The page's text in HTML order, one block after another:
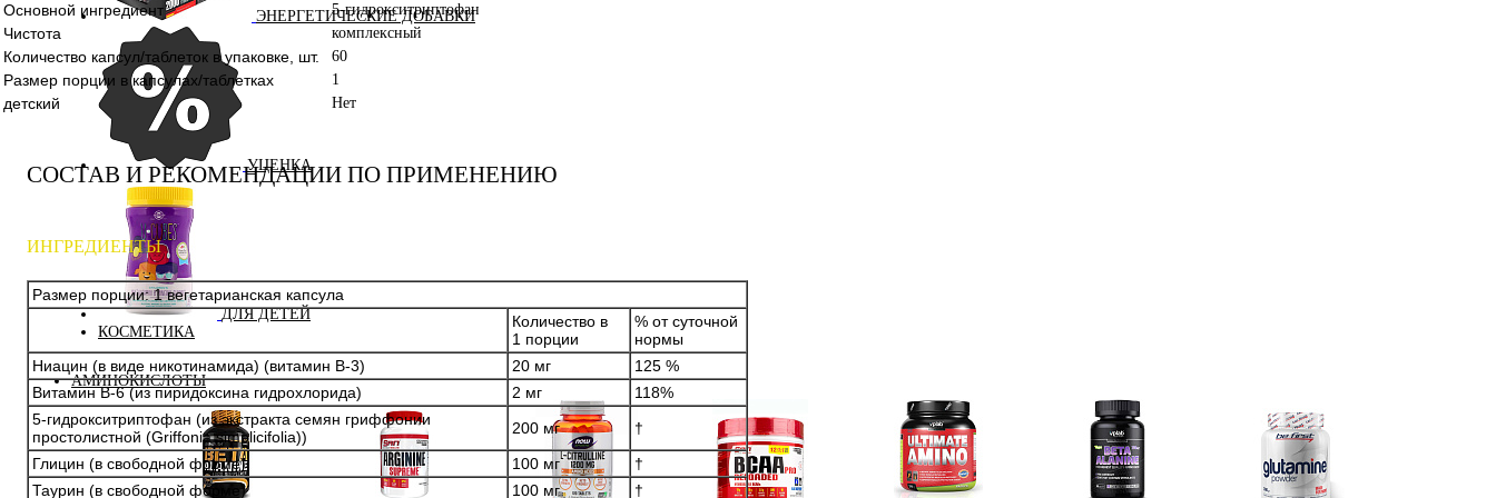
ЭНЕРГЕТИЧЕСКИЕ ДОБАВКИ
УЦЕНКА
ДЛЯ ДЕТЕЙ
КОСМЕТИКА
АМИНОКИСЛОТЫ
Основной ингредиент 5-гидрокситриптофан
Чистота комплексный
Количество капсул/таблеток в упаковке, шт. 60
Размер порции в капсулах/таблетках 1
детский Нет
СОСТАВ И РЕКОМЕНДАЦИИ ПО ПРИМЕНЕНИЮ
ИНГРЕДИЕНТЫ
Размер порции: 1 вегетарианская капсула
Количество в
1 порции
% от суточной
нормы
Ниацин (в виде никотинамида) (витамин B-3)
20 мг
125 %
Витамин B-6 (из пиридоксина гидрохлорида)
2 мг
118%
5-гидрокситриптофан (из экстракта семян гриффонии
простолистной (Griffonia simplicifolia))
200 мг
†
Глицин (в свободной форме)
100 мг
†
Таурин (в свободной форме)
100 мг †